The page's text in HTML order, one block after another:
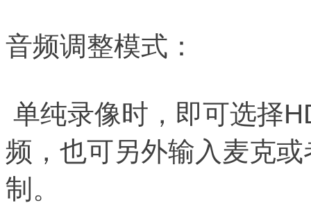
音频调整模式：
单纯录像时，即可选择
频，也可另外输入麦克
制。